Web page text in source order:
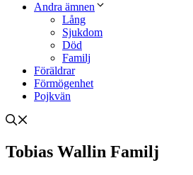
Andra ämnen
Lång
Sjukdom
Död
Familj
Föräldrar
Förmögenhet
Pojkvän
Tobias Wallin Familj